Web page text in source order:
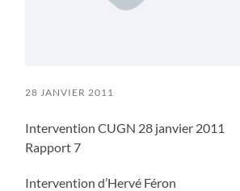
28 JANVIER 2011
Intervention CUGN 28 janvier 2011
Rapport 7
Intervention d’Hervé Féron